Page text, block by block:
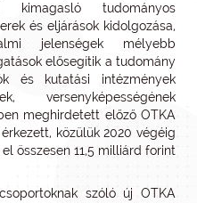
kimagasló tudományos
és eljárások kidolgozása,
jelenségek mélyebb
elősegítik a tudomány
és kutatási intézmények
versenyképességének
meghirdetett előző OTKA
közülük 2020 végéig
összesen 11,5 milliárd forint
szóló új OTKA